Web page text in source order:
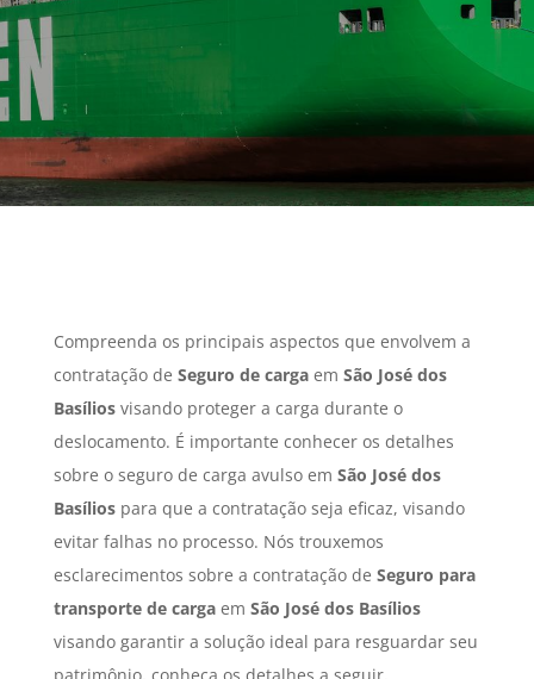
Compreenda os principais aspectos que envolvem a
contratação de Seguro de cargaem São José dos
Basíliosvisando proteger a carga durante o
deslocamento. É importante conhecer os detalhes
sobre o seguro de carga avulso em São José dos
Basíliospara que a contratação seja eficaz, visando
evitar falhas no processo. Nós trouxemos
esclarecimentos sobre a contratação de Seguro para
transporte de cargaem São José dos Basílios
visando garantir a solução ideal para resguardar seu